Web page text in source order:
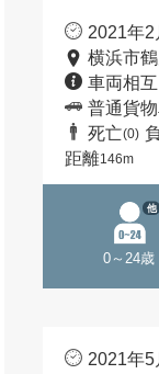
2021年2
横浜市
車両相
普通貨
死亡(0)
距離146m
0～24歳
他
2021年